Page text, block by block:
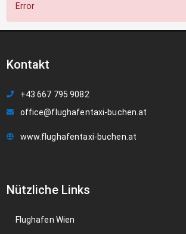
Error
Kontakt
+43 667 795 9082
office@flughafentaxi-buchen.at
www.flughafentaxi-buchen.at
Nützliche Links
Flughafen Wien